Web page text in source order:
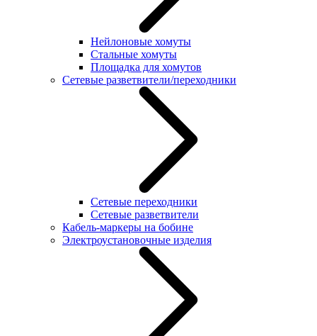
Нейлоновые хомуты
Стальные хомуты
Площадка для хомутов
Сетевые разветвители/переходники
Сетевые переходники
Сетевые разветвители
Кабель-маркеры на бобине
Электроустановочные изделия